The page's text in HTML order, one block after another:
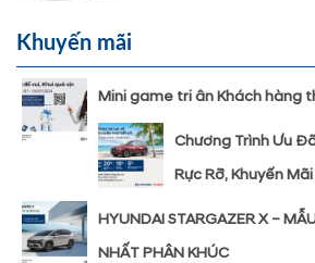
Khuyến mãi
Mini game tri ân Khách hàng
Chương Trình Ưu
Rực Rỡ, Khuyến
HYUNDAI STARGAZER X –
NHẤT PHÂN KHÚC